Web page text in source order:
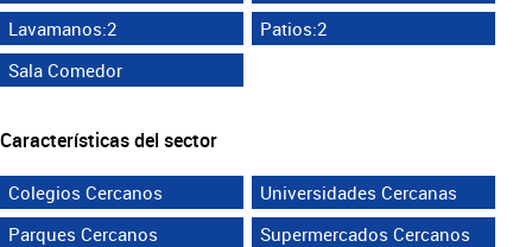
Lavamanos:2
Patios:2
Sala Comedor
Características del sector
Colegios Cercanos
Universidades Cercanas
Parques Cercanos
Supermercados Cercanos